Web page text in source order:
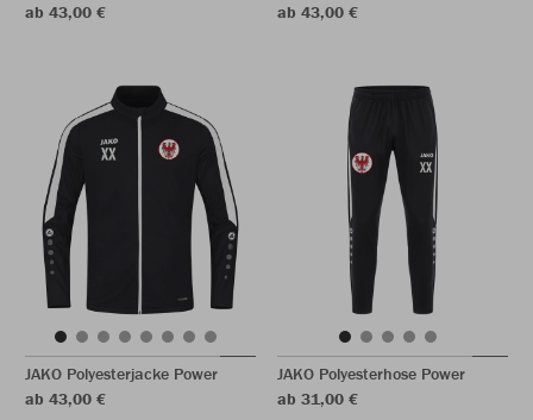
ab 43,00 €
ab 43,00 €
JAKO Polyesterjacke Power
ab 43,00 €
JAKO Polyesterhose Power
ab 31,00 €